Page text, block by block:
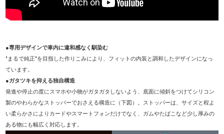
●専用デザインで車内に違和感なく馴染む
"まるで純正"を目指した作りこみにより、フィットの内装と調和したデザインになっ
ています。
●ガタツキを抑える独自構造
発進や停止の度にスマホや小物がガタガタしないよう、底面に傾斜をつけてシリコン
製のやわらかなストッパーでおさえる構造に（下図）。ストッパーは、サイズと程よ
い柔らかさによりカードやスマートフォンだけでなく、ガムやたばこなど少し厚みの
ある物にも幅広く対応します。